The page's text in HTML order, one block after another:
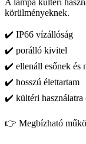
körülményeknek.
✔️ IP66 vízállóság
✔️ porálló kivitel
✔️ ellenáll esőnek és
✔️ hosszú élettartam
✔️ kültéri használatra
👉 Megbízható